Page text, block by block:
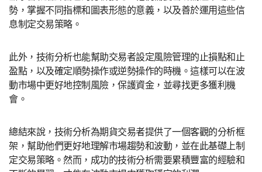
勢，掌握不同指標和圖表形態的意義，以及善於運用這些信
息制定交易策略。
此外，技術分析也能幫助交易者設定風險管理的止損點和止
盈點，以及確定順勢操作或逆勢操作的時機。這樣可以在波
動市場中更好地控制風險，保護資金，並尋找更多獲利機
會。
總結來說，技術分析為期貨交易者提供了一個客觀的分析框
架，幫助他們更好地理解市場趨勢和波動，並在此基礎上制
定交易策略。然而，成功的技術分析需要累積豐富的經驗和